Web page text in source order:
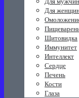
Для
Щитовидка
Иммунитет
Интеллект
Сердце
Печень
Кости
Глаза